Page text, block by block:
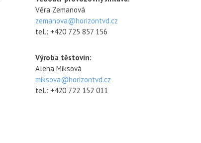
Věra Zemanová
zemanova@horizontvd.cz
tel.: +420 725 857 156
Výroba těstovin:
Alena Miksová
miksova@horizontvd.cz
tel.: +420 722 152 011